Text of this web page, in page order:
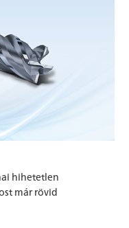
hihetetlen
már rövid